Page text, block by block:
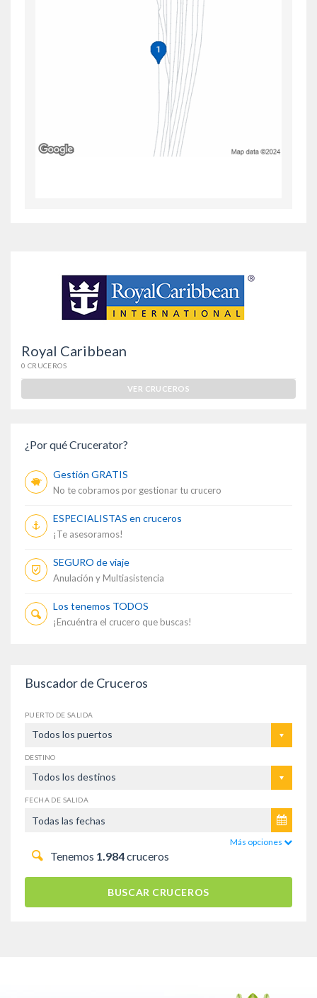
Royal Caribbean
0 CRUCEROS
VER CRUCEROS
¿Por qué Crucerator?
Gestión GRATIS
No te cobramos por gestionar tu crucero
ESPECIALISTAS en cruceros
¡Te asesoramos!
SEGURO de viaje
Anulación y Multiasistencia
Los tenemos TODOS
¡Encuéntra el crucero que buscas!
Buscador de Cruceros
PUERTO DE SALIDA
Todos los puertos
DESTINO
Todos los destinos
FECHA DE SALIDA
Más opciones
Tenemos 1.984cruceros
BUSCAR CRUCEROS